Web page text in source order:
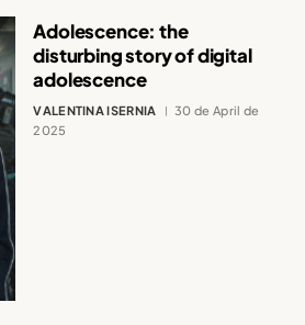
Adolescence: the
disturbing story of digital
adolescence
VALENTINA ISERNIA
30 de April de
2025